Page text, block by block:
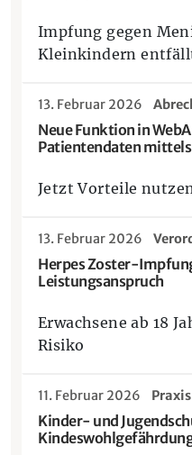
Impfung gegen
Kleinkindern
Neue Funktion in
Patientendaten mittels
13. Februar 2026
Jetzt Vorteile nutzen
Herpes Zoster-
Leistungsanspruch
13. Februar 2026
Erwachsene ab 18
Risiko
Kinder- und
11. Februar 2026